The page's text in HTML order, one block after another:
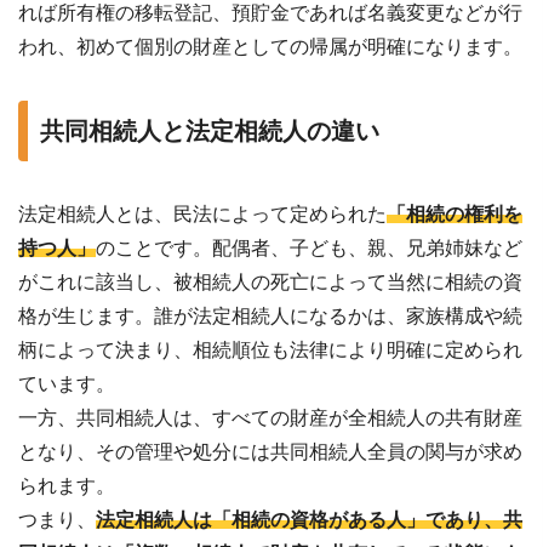
れば所有権の移転登記、預貯金であれば名義変更などが行
われ、初めて個別の財産としての帰属が明確になります。
共同相続人と法定相続人の違い
法定相続人とは、民法によって定められた「相続の権利を
持つ人」のことです。配偶者、子ども、親、兄弟姉妹など
がこれに該当し、被相続人の死亡によって当然に相続の資
格が生じます。誰が法定相続人になるかは、家族構成や続
柄によって決まり、相続順位も法律により明確に定められ
ています。
一方、共同相続人は、すべての財産が全相続人の共有財産
となり、その管理や処分には共同相続人全員の関与が求め
られます。
つまり、 法定相続人は「相続の資格がある人」であり、共